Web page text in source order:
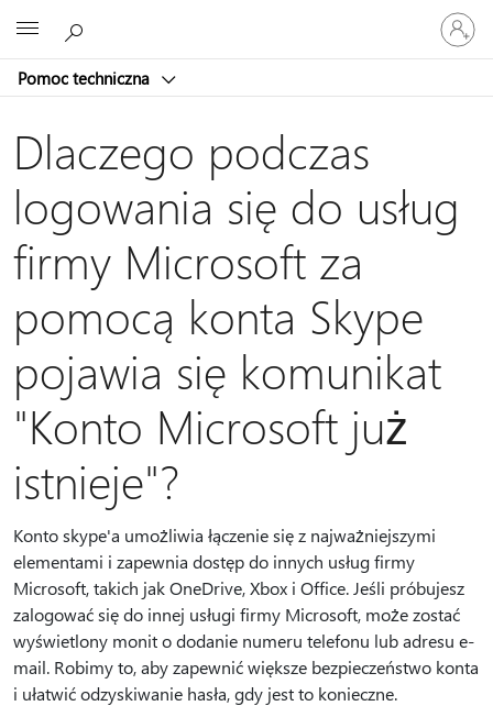
Pomoc techniczna
Zaloguj
się
do
konta
Dlaczego podczas
logowania się do usług
firmy Microsoft za
pomocą konta Skype
pojawia się komunikat
"Konto Microsoft już
istnieje"?
Konto skype'a umożliwia łączenie się z najważniejszymi
elementami i zapewnia dostęp do innych usług firmy
Microsoft, takich jak OneDrive, Xbox i Office. Jeśli próbujesz
zalogować się do innej usługi firmy Microsoft, może zostać
wyświetlony monit o dodanie numeru telefonu lub adresu e-
mail. Robimy to, aby zapewnić większe bezpieczeństwo konta
i ułatwić odzyskiwanie hasła, gdy jest to konieczne.